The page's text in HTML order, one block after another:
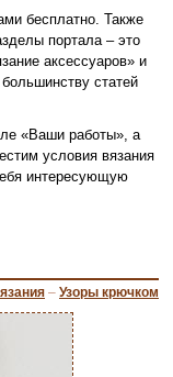
бесплатно. Также
портала – это
аксессуаров» и
статей
«Ваши работы», а
условия вязания
интересующую
– Узоры крючком